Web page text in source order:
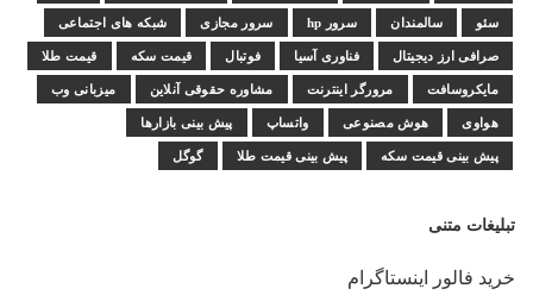
سئو سالمندان سرور hp سرور مجازی شبکه های اجتماعی
صرافی ارز دیجیتال فناوری آسیا فوتبال قیمت سکه قیمت طلا
مایکروسافت مرورگر اینترنت مشاوره حقوقی آنلاین میزبانی وب
هواوی هوش مصنوعی واتساپ پیش بینی بازارها
پیش بینی قیمت سکه پیش بینی قیمت طلا گوگل
تبلیغات متنی
خرید فالور اینستاگرام